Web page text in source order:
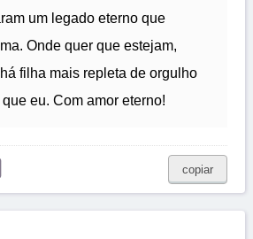
um legado eterno que
Onde quer que estejam,
filha mais repleta de orgulho
eu. Com amor eterno!
copiar